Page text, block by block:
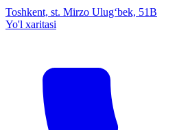
Toshkent, st. Mirzo Ulug‘bek, 51B
Yo'l xaritasi